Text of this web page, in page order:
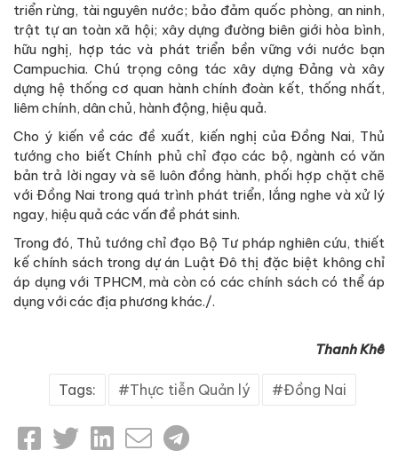
triển rừng, tài nguyên nước; bảo đảm quốc phòng, an ninh,
trật tự an toàn xã hội; xây dựng đường biên giới hòa bình,
hữu nghị, hợp tác và phát triển bền vững với nước bạn
Campuchia. Chú trọng công tác xây dựng Đảng và xây
dựng hệ thống cơ quan hành chính đoàn kết, thống nhất,
liêm chính, dân chủ, hành động, hiệu quả.
Cho ý kiến về các đề xuất, kiến nghị của Đồng Nai, Thủ
tướng cho biết Chính phủ chỉ đạo các bộ, ngành có văn
bản trả lời ngay và sẽ luôn đồng hành, phối hợp chặt chẽ
với Đồng Nai trong quá trình phát triển, lắng nghe và xử lý
ngay, hiệu quả các vấn đề phát sinh.
Trong đó, Thủ tướng chỉ đạo Bộ Tư pháp nghiên cứu, thiết
kế chính sách trong dự án Luật Đô thị đặc biệt không chỉ
áp dụng với TPHCM, mà còn có các chính sách có thể áp
dụng với các địa phương khác./.
Thanh Khê
Tags: Thực tiễn Quản lý Đồng Nai